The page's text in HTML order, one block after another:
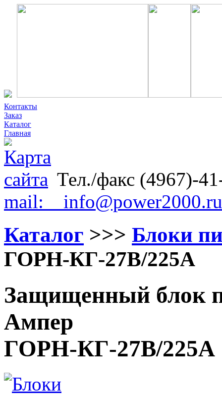
Контакты
Заказ
Каталог
Главная
Тел./факс (4967)-
mail: info@power2000.ru
Каталог >>> Блоки
ГОРН-КГ-27В/225А
Защищенный блок
Ампер
ГОРН-КГ-27В/225А